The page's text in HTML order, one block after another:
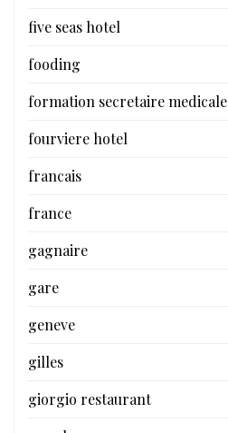
five seas hotel
fooding
formation secretaire medicale
fourviere hotel
francais
france
gagnaire
gare
geneve
gilles
giorgio restaurant